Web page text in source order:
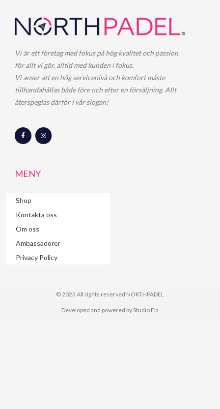
Vi är ett företag med fokus på hög kvalitet och passion
för allt vi gör, alltid med kunden i fokus.
Vi anser att en hög servicenivå och komfort måste
tillhandahållas både före och efter en försäljning. Allt
återspeglas därför i vår slogan!
F
a
c
k
-
I
n
s
MENY
Shop
Kontakta oss
Om oss
Ambassadörer
Privacy Policy
© 2023 All rights reserved​ NORTHPADEL
Developed and powered by Studio Fia